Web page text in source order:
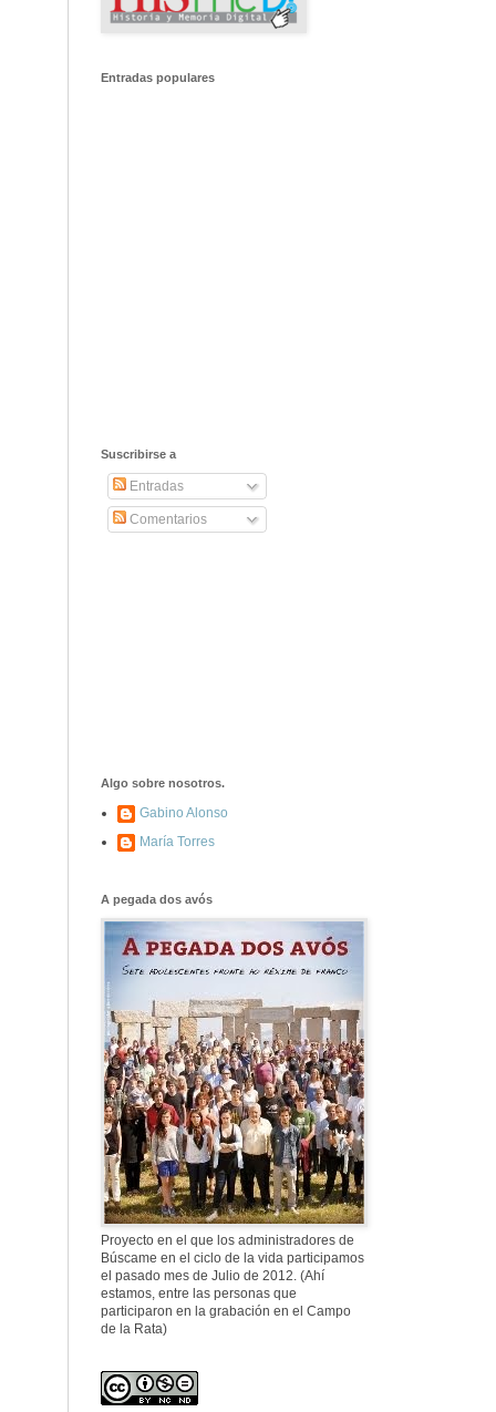
Entradas populares
Suscribirse a
Entradas
Comentarios
Algo sobre nosotros.
Gabino Alonso
María Torres
A pegada dos avós
Proyecto en el que los administradores de
Búscame en el ciclo de la vida participamos
el pasado mes de Julio de 2012. (Ahí
estamos, entre las personas que
participaron en la grabación en el Campo
de la Rata)